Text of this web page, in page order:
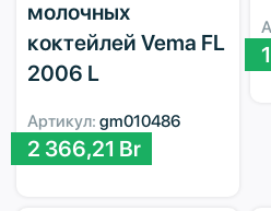
молочных
коктейлей Vema FL
2006 L
Артикул: gm010486
2 366,21 Br